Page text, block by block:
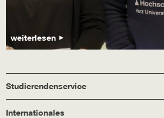
weiterlesen
Studierendenservice
Internationales